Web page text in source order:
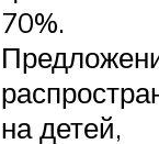
70%.
на детей,